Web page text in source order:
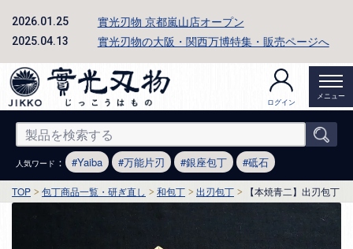
2026.01.25 實光刃物 京都嵐山店オープン
2025.04.13 實光刃物の大阪・関西万博特集・販売ページへ
ログイン
メニュー
人気ワード ： Yaiba 万能片刃 銀座包丁 砥石
TOP 包丁商品一覧・研ぎ直し 和包丁 出刃包丁 【本焼青二】出刃包丁